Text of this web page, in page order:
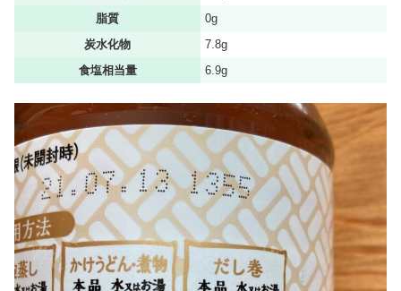
脂質
0g
炭水化物
7.8g
食塩相当量
6.9g